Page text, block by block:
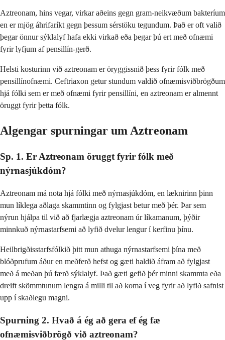
Aztreonam, hins vegar, virkar aðeins gegn gram-neikvæðum bakteríum
en er mjög áhrifaríkt gegn þessum sérstöku tegundum. Það er oft valið
þegar önnur sýklalyf hafa ekki virkað eða þegar þú ert með ofnæmi
fyrir lyfjum af pensillín-gerð.
Helsti kosturinn við aztreonam er öryggissnið þess fyrir fólk með
pensillínofnæmi. Ceftriaxon getur stundum valdið ofnæmisviðbrögðum
hjá fólki sem er með ofnæmi fyrir pensillíni, en aztreonam er almennt
öruggt fyrir þetta fólk.
Algengar spurningar um Aztreonam
Sp. 1. Er Aztreonam öruggt fyrir fólk með
nýrnasjúkdóm?
Aztreonam má nota hjá fólki með nýrnasjúkdóm, en læknirinn þinn
mun líklega aðlaga skammtinn og fylgjast betur með þér. Þar sem
nýrun hjálpa til við að fjarlægja aztreonam úr líkamanum, þýðir
minnkuð nýrnastarfsemi að lyfið dvelur lengur í kerfinu þínu.
Heilbrigðisstarfsfólkið þitt mun athuga nýrnastarfsemi þína með
blóðprufum áður en meðferð hefst og gæti haldið áfram að fylgjast
með á meðan þú færð sýklalyf. Það gæti gefið þér minni skammta eða
dreift skömmtunum lengra á milli til að koma í veg fyrir að lyfið safnist
upp í skaðlegu magni.
Spurning 2. Hvað á ég að gera ef ég fæ
ofnæmisviðbrögð við aztreonam?